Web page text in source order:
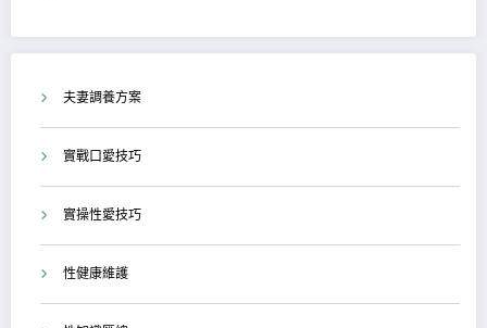
夫妻調養方案
實戰口愛技巧
實操性愛技巧
性健康維護